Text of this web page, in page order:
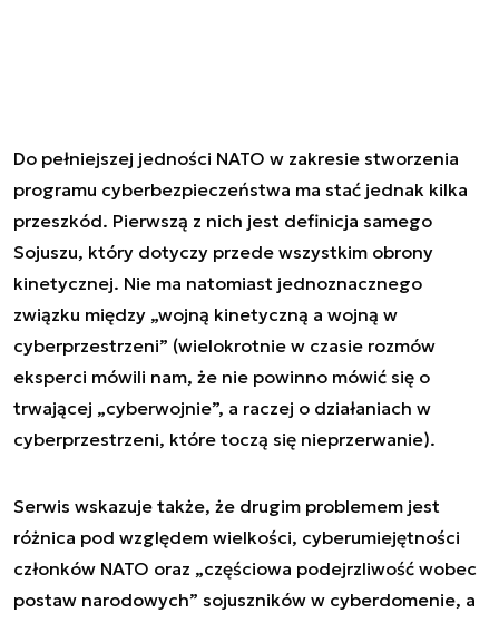
Do pełniejszej jedności NATO w zakresie stworzenia
programu cyberbezpieczeństwa ma stać jednak kilka
przeszkód. Pierwszą z nich jest definicja samego
Sojuszu, który dotyczy przede wszystkim obrony
kinetycznej. Nie ma natomiast jednoznacznego
związku między „wojną kinetyczną a wojną w
cyberprzestrzeni” (wielokrotnie w czasie rozmów
eksperci mówili nam, że nie powinno mówić się o
trwającej „cyberwojnie”, a raczej o działaniach w
cyberprzestrzeni, które toczą się nieprzerwanie).
Serwis wskazuje także, że drugim problemem jest
różnica pod względem wielkości, cyberumiejętności
członków NATO oraz „częściowa podejrzliwość wobec
postaw narodowych” sojuszników w cyberdomenie, a